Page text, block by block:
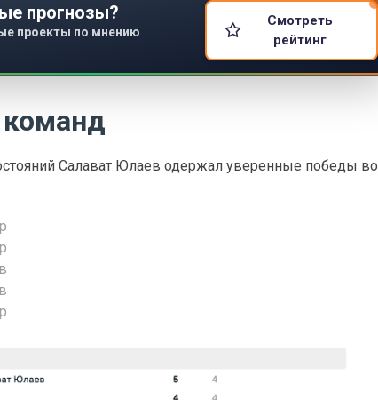
прогнозы?
проекты по мнению
Смотреть
рейтинг
Салават Юлаев одержал уверенные победы во